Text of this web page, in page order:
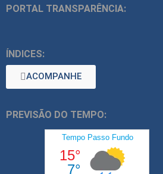
PORTAL TRANSPARÊNCIA:
ÍNDICES:
ACOMPANHE
PREVISÃO DO TEMPO: